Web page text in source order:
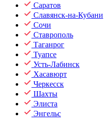
Саратов
Славянск-на-Кубани
Сочи
Ставрополь
Таганрог
Туапсе
Усть-Лабинск
Хасавюрт
Черкесск
Шахты
Элиста
Энгельс